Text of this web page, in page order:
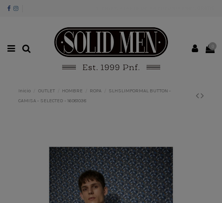
Inicio OUTLET HOMBRE ROPA
SLHSLIMFORMAL BUTTON -
CAMISA - SELECTED - 16081038